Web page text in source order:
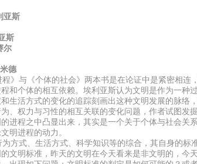
亚斯
斯
尔
德
》与《个体的社会》两本书是在论证中是紧密相连
和个体的相互依赖。埃利亚斯认为文明是作为一种
生活方式的变化的追踪刻画出这种文明发展的脉络
、权力与习性的相互关联的变化问题，作者试图发
进程之中凸显出来，其实是一个关于个体与社会关
明进程的动力。
方式、生活方式、科学知识等的综合，其自身的标
文明标准，昨天的文明在今天看来是非文明的，今